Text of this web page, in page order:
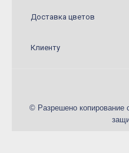
Шарики
Доставка цветов
Клиенту
© Разрешено копирование